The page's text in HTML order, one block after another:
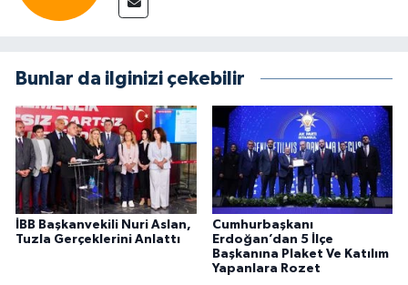
Bunlar da ilginizi çekebilir
İBB Başkanvekili Nuri Aslan,
Tuzla Gerçeklerini Anlattı
Cumhurbaşkanı
Erdoğan’dan 5 İlçe
Başkanına Plaket Ve Katılım
Yapanlara Rozet